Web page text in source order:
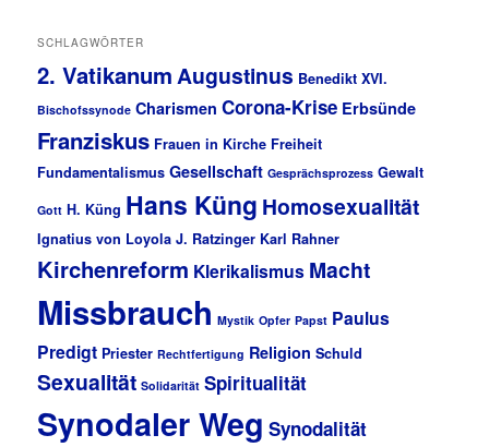
SCHLAGWÖRTER
2. VatikanumAugustinus Benedikt XVI.
Bischofssynode Charismen Corona-Krise Erbsünde
Franziskus Frauen in Kirche Freiheit
Fundamentalismus Gesellschaft Gesprächsprozess Gewalt
Gott H. Küng Hans Küng Homosexualität
Ignatius von Loyola J. Ratzinger Karl Rahner
Kirchenreform Klerikalismus Macht
Missbrauch Mystik Opfer Papst Paulus
Predigt Priester Rechtfertigung Religion Schuld
Sexualität Solidarität Spiritualität
Synodaler Weg Synodalität